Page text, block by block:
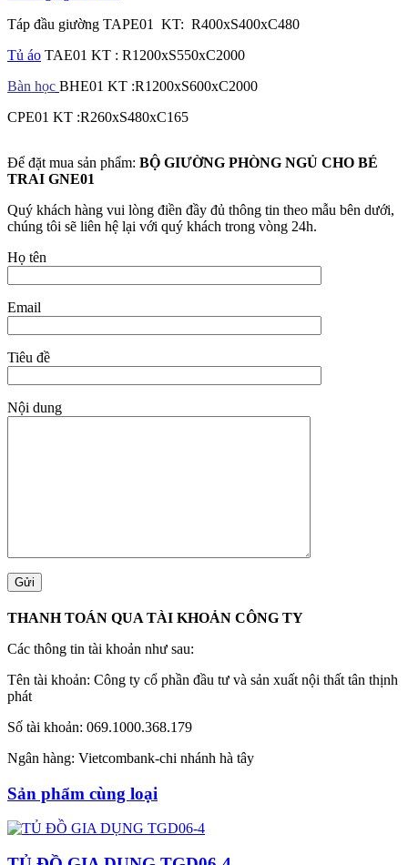
Táp đầu giường TAPE01 KT: R400xS400xC480
Tủ áo TAE01 KT : R1200xS550xC2000
Bàn học BHE01 KT :R1200xS600xC2000
CPE01 KT :R260xS480xC165
Để đặt mua sản phẩm: BỘ GIƯỜNG PHÒNG NGỦ CHO BÉ
TRAI GNE01
Quý khách hàng vui lòng điền đầy đủ thông tin theo mẫu bên dưới,
chúng tôi sẽ liên hệ lại với quý khách trong vòng 24h.
Họ tên
Email
Tiêu đề
Nội dung
THANH TOÁN QUA TÀI KHOẢN CÔNG TY
Các thông tin tài khoản như sau:
Tên tài khoản: Công ty cổ phần đầu tư và sản xuất nội thất tân thịnh
phát
Số tài khoản: 069.1000.368.179
Ngân hàng: Vietcombank-chi nhánh hà tây
Sản phẩm cùng loại